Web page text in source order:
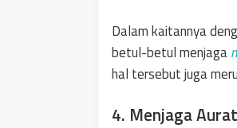
Dalam kaitannya
betul-betul menjaga
hal tersebut juga
4. Menjaga Aurat